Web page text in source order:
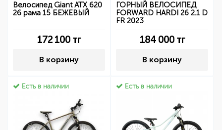
Велосипед Giant ATX 620
26 рама 15 БЕЖЕВЫЙ
172 100 тг
В корзину
ГОРНЫЙ ВЕЛОСИПЕД
FORWARD HARDI 26 2.1 D
FR 2023
184 000тг
В корзину
Есть в наличии Есть в наличии